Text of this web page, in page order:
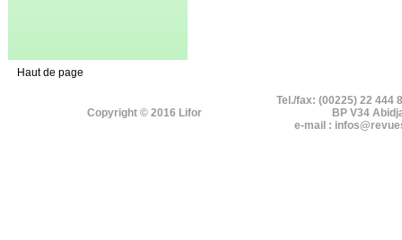
Haut de page
Copyright © 2016 Lifor
Tel./fax: (00225) 22 444
BP V34
e-mail :